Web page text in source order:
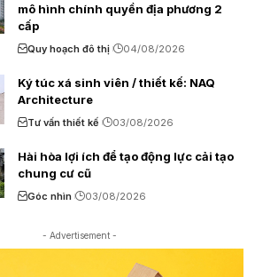
mô hình chính quyền địa phương 2
cấp
Quy hoạch đô thị 04/08/2026
Ký túc xá sinh viên / thiết kế: NAQ
Architecture
Tư vấn thiết kế 03/08/2026
Hài hòa lợi ích để tạo động lực cải tạo
chung cư cũ
Góc nhìn 03/08/2026
- Advertisement -